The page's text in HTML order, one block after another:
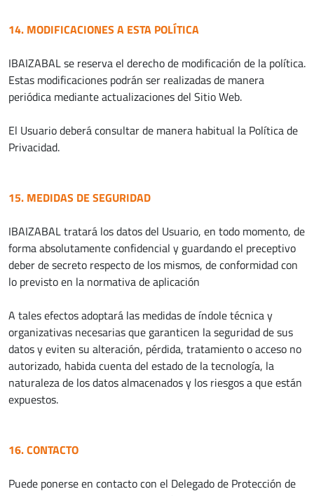
14. MODIFICACIONES A ESTA POLÍTICA
IBAIZABAL se reserva el derecho de modificación de la política.
Estas modificaciones podrán ser realizadas de manera
periódica mediante actualizaciones del Sitio Web.
El Usuario deberá consultar de manera habitual la Política de
Privacidad.
15. MEDIDAS DE SEGURIDAD
IBAIZABAL tratará los datos del Usuario, en todo momento, de
forma absolutamente confidencial y guardando el preceptivo
deber de secreto respecto de los mismos, de conformidad con
lo previsto en la normativa de aplicación
A tales efectos adoptará las medidas de índole técnica y
organizativas necesarias que garanticen la seguridad de sus
datos y eviten su alteración, pérdida, tratamiento o acceso no
autorizado, habida cuenta del estado de la tecnología, la
naturaleza de los datos almacenados y los riesgos a que están
expuestos.
16. CONTACTO
Puede ponerse en contacto con el Delegado de Protección de